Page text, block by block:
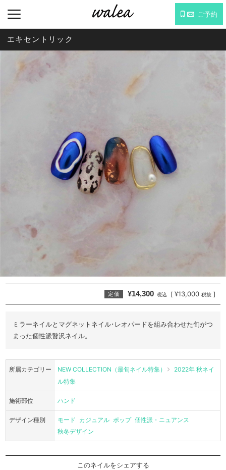
ご予約
エキセントリック
定価 ¥14,300 税込 [ ¥13,000 税抜 ]
ミラーネイルとマグネットネイル･レオパードを組み合わせた旬がつ
まった個性派贅沢ネイル。
所属カテゴリー NEW COLLECTION（最旬ネイル特集）
2022年 秋ネイ
ル特集
施術部位 ハンド
デザイン種別 モード カジュアル ポップ 個性派・ニュアンス
秋冬デザイン
このネイルをシェアする